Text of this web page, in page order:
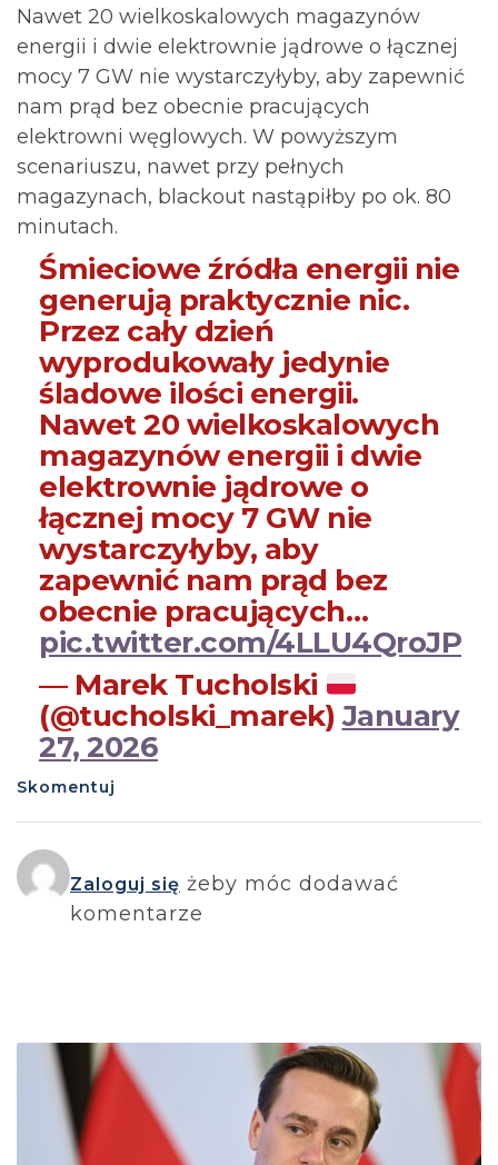
Nawet 20 wielkoskalowych magazynów
energii i dwie elektrownie jądrowe o łącznej
mocy 7 GW nie wystarczyłyby, aby zapewnić
nam prąd bez obecnie pracujących
elektrowni węglowych. W powyższym
scenariuszu, nawet przy pełnych
magazynach, blackout nastąpiłby po ok. 80
minutach.
Śmieciowe źródła energii nie
generują praktycznie nic.
Przez cały dzień
wyprodukowały jedynie
śladowe ilości energii.
Nawet 20 wielkoskalowych
magazynów energii i dwie
elektrownie jądrowe o
łącznej mocy 7 GW nie
wystarczyłyby, aby
zapewnić nam prąd bez
obecnie pracujących…
pic.twitter.com/4LLU4QroJP
— Marek Tucholski
(@tucholski_marek)January
27, 2026
Skomentuj
Zaloguj się żeby móc dodawać
komentarze